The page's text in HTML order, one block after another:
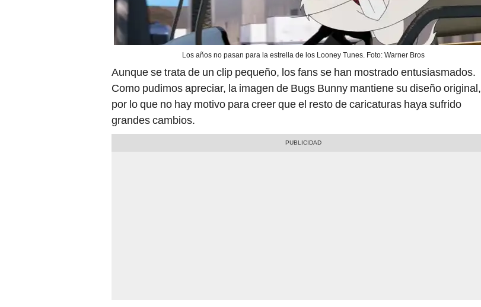
Los años no pasan para la estrella de los Looney Tunes. Foto: Warner Bros
Aunque se trata de un clip pequeño, los fans se han mostrado entusiasmados.
Como pudimos apreciar, la imagen de Bugs Bunny mantiene su diseño original,
por lo que no hay motivo para creer que el resto de caricaturas haya sufrido
grandes cambios.